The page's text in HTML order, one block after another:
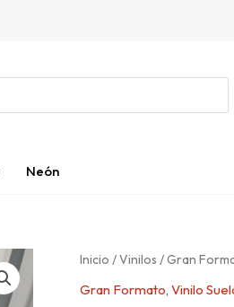
Neón
Inicio /Vinilos /Gran
Gran Formato, Vinilo
Vinilo